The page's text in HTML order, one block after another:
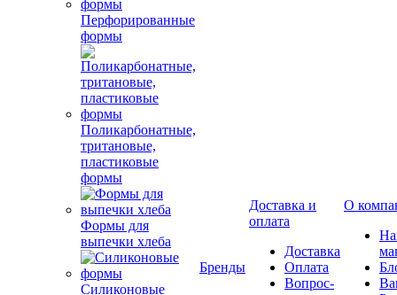
Перфорированные
формы
Поликарбонатные,
тритановые,
пластиковые
формы
Формы для
выпечки хлеба
Силиконовые
Бренды
Доставка и
оплата
Доставка
Оплата
Вопрос-
О